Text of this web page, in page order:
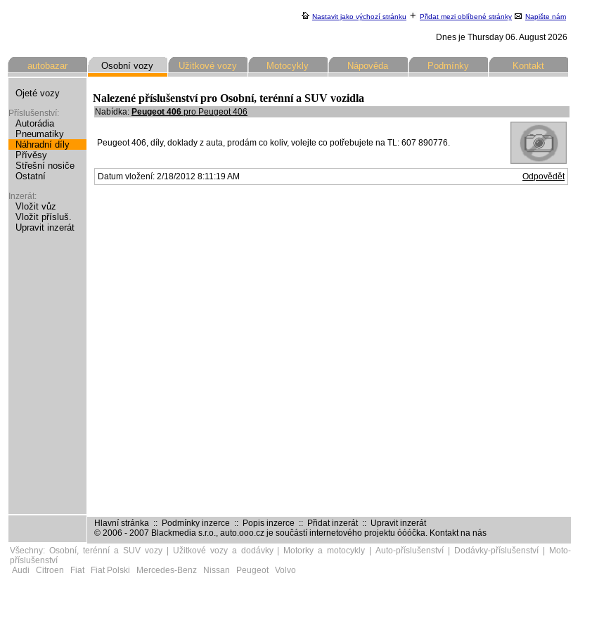
Nastavit jako výchozí stránku Přidat mezi oblíbené stránky Napište nám
Dnes je Thursday 06. August 2026
autobazar Osobní vozy Užitkové vozy Motocykly Nápověda Podmínky Kontakt
Ojeté vozy
Příslušenství:
Autorádia
Pneumatiky
Náhradní díly
Přívěsy
Střešní nosiče
Ostatní
Inzerát:
Vložit vůz
Vložit přísluš.
Upravit inzerát
Nalezené příslušenství pro Osobní, terénní a SUV vozidla
Nabídka: Peugeot 406 pro Peugeot406
Peugeot 406, díly, doklady z auta, prodám co koliv, volejte co potřebujete na TL: 607 890776.
Datum vložení: 2/18/2012 8:11:19 AM Odpovědět
Hlavní stránka :: Podmínky inzerce :: Popis inzerce :: Přidat inzerát:: Upravit inzerát
© 2006 - 2007 Blackmedia s.r.o., auto.ooo.cz je součástí internetového projektu óóóčka. Kontakt na nás
Všechny: Osobní, terénní a SUV vozy| Užitkové vozy a dodávky| Motorky a motocykly |Auto-příslušenství Dodávky-příslušenství
Moto-
příslušenství
Audi
Citroen Fiat Fiat Polski Mercedes-Benz Nissan Peugeot Volvo